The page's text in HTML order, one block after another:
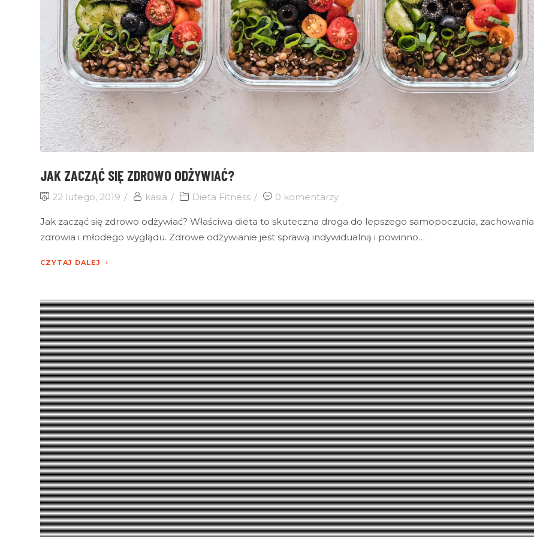
JAK ZACZĄĆ SIĘ ZDROWO ODŻYWIAĆ?
22 lutego, 2019 kasia Dieta Fitness 0 komentarzy
Jak zacząć się zdrowo odżywiać? Właściwa dieta to skuteczna droga do lepszego samopoczucia, zachowania
zdrowia i młodego wyglądu. Zdrowe odżywianie jest sprawą indywidualną i powinno…
CZYTAJ DALEJ